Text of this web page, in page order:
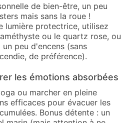
de bien-être, un peu
mais sans la roue !
lumière protectrice, utilisez
ou le quartz rose, ou
peu d'encens (sans
de préférence).
les émotions absorbées
ou marcher en pleine
efficaces pour évacuer les
Bonus détente : un